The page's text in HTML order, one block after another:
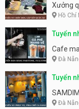
Xưởng
Hồ Chí
Tuyển
Cafe
Đà
Tuyển
Đà